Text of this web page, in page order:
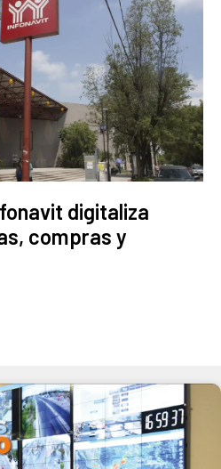
digitaliza
compras y